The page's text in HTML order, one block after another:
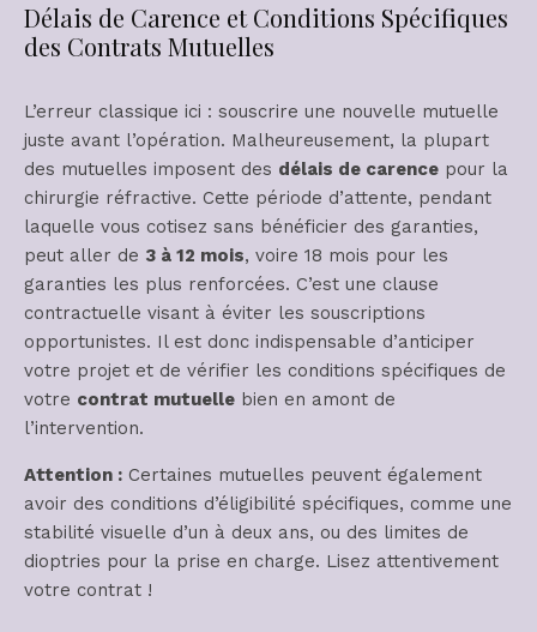
Délais de Carence et Conditions Spécifiques
des Contrats Mutuelles
L’erreur classique ici : souscrire une nouvelle mutuelle
juste avant l’opération. Malheureusement, la plupart
des mutuelles imposent des délais de carence pour la
chirurgie réfractive. Cette période d’attente, pendant
laquelle vous cotisez sans bénéficier des garanties,
peut aller de 3 à 12 mois, voire 18 mois pour les
garanties les plus renforcées. C’est une clause
contractuelle visant à éviter les souscriptions
opportunistes. Il est donc indispensable d’anticiper
votre projet et de vérifier les conditions spécifiques de
votre contrat mutuelle bien en amont de
l’intervention.
Attention : Certaines mutuelles peuvent également
avoir des conditions d’éligibilité spécifiques, comme une
stabilité visuelle d’un à deux ans, ou des limites de
dioptries pour la prise en charge. Lisez attentivement
votre contrat !